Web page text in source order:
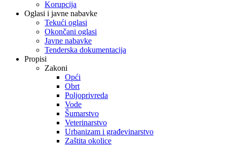
Korupcija
Oglasi i javne nabavke
Tekući oglasi
Okončani oglasi
Javne nabavke
Tenderska dokumentacija
Propisi
Zakoni
Opći
Obrt
Poljoprivreda
Vode
Šumarstvo
Veterinarstvo
Urbanizam i građevinarstvo
Zaštita okolice